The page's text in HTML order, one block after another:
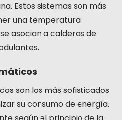
Estos sistemas son más
una temperatura
asocian a calderas de
son los más sofisticados
su consumo de energía.